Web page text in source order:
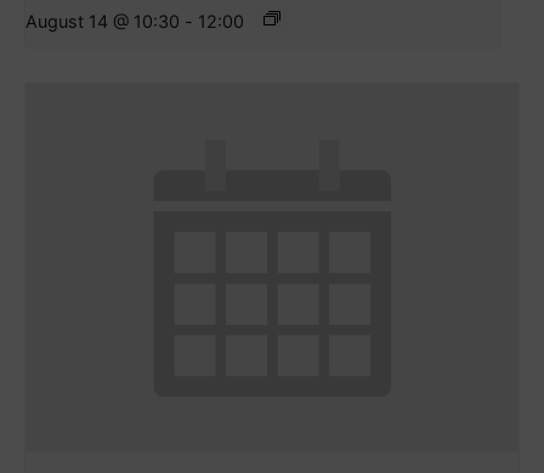
August 14 @ 10:30 - 12:00